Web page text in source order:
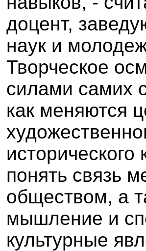
доцент,
наук и
Творческое
силами самих
как меняются
понять связь
обществом, а
мышление и
культурные